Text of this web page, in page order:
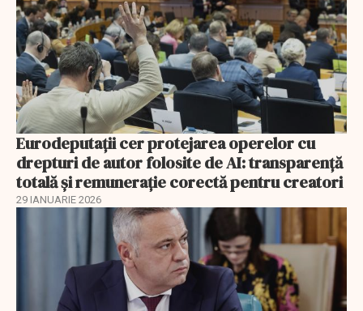
Eurodeputații cer protejarea operelor cu
drepturi de autor folosite de AI: transparență
totală și remunerație corectă pentru creatori
29 IANUARIE 2026